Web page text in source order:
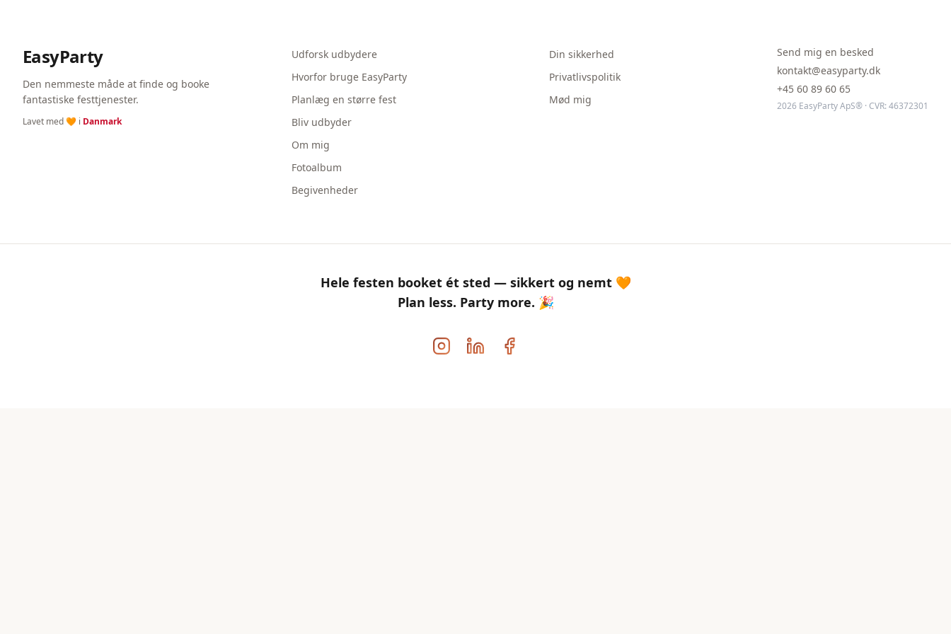
EasyParty
Den nemmeste måde at finde og booke
fantastiske festtjenester.
Lavet med 🧡 i Danmark
Udforsk udbydere
Hvorfor bruge EasyParty
Planlæg en større fest
Bliv udbyder
Om mig
Fotoalbum
Begivenheder
Din sikkerhed
Privatlivspolitik
Mød mig
Send mig en besked
kontakt@easyparty.dk
+45 60 89 60 65
2026 EasyParty ApS® · CVR: 46372301
Hele festen booket ét sted — sikkert og nemt 🧡
Plan less. Party more. 🎉